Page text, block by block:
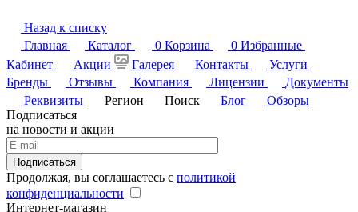
Назад к списку
Главная
Каталог 0 Корзина 0 Избранные
Кабинет
Акции Галерея Контакты
Услуги
Бренды
Отзывы Компания Лицензии
Документы
Реквизиты
Регион Поиск Блог
Обзоры
Подписаться
на новости и акции
Подписаться
Продолжая, вы соглашаетесь с политикой
конфиденциальности
Интернет-магазин